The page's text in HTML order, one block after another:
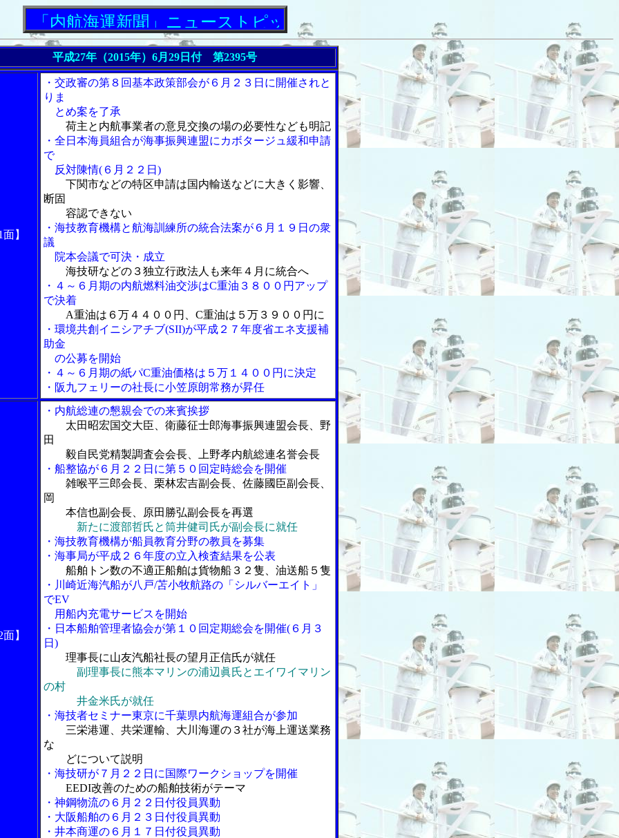
内航海運新聞」ニューストピックス
平成27年（2015年）6月29日付 第2395号
】
・交政審の第８回基本政策部会が６月２３日に開催されと
りま
とめ案を了承
荷主と内航事業者の意見交換の場の必要性なども明記
・全日本海員組合が海事振興連盟にカボタージュ緩和申請
で
反対陳情(６月２２日)
下関市などの特区申請は国内輸送などに大きく影響、
断固
容認できない
・海技教育機構と航海訓練所の統合法案が６月１９日の衆
議
院本会議で可決・成立
海技研などの３独立行政法人も来年４月に統合へ
・４～６月期の内航燃料油交渉はC重油３８００円アップ
で決着
A重油は６万４４００円、C重油は５万３９００円に
・環境共創イニシアチブ(SII)が平成２７年度省エネ支援補
助金
の公募を開始
・４～６月期の紙パC重油価格は５万１４００円に決定
・阪九フェリーの社長に小笠原朗常務が昇任
】
・内航総連の懇親会での来賓挨拶
太田昭宏国交大臣、衛藤征士郎海事振興連盟会長、野
田
毅自民党精製調査会会長、上野孝内航総連名誉会長
・船整協が６月２２日に第５０回定時総会を開催
雑喉平三郎会長、栗林宏吉副会長、佐藤國臣副会長、
岡
本信也副会長、原田勝弘副会長を再選
新たに渡部哲氏と筒井健司氏が副会長に就任
・海技教育機構が船員教育分野の教員を募集
・海事局が平成２６年度の立入検査結果を公表
船舶トン数の不適正船舶は貨物船３２隻、油送船５隻
・川崎近海汽船が八戸/苫小牧航路の「シルバーエイト」
でEV
用船内充電サービスを開始
・日本船舶管理者協会が第１０回定期総会を開催(６月３
日)
理事長に山友汽船社長の望月正信氏が就任
副理事長に熊本マリンの浦辺眞氏とエイワイマリン
の村
井金米氏が就任
・海技者セミナー東京に千葉県内航海運組合が参加
三栄港運、共栄運輸、大川海運の３社が海上運送業務
な
どについて説明
・海技研が７月２２日に国際ワークショップを開催
EEDI改善のための船舶技術がテーマ
・神鋼物流の６月２２日付役員異動
・大阪船舶の６月２３日付役員異動
・井本商運の６月１７日付役員異動